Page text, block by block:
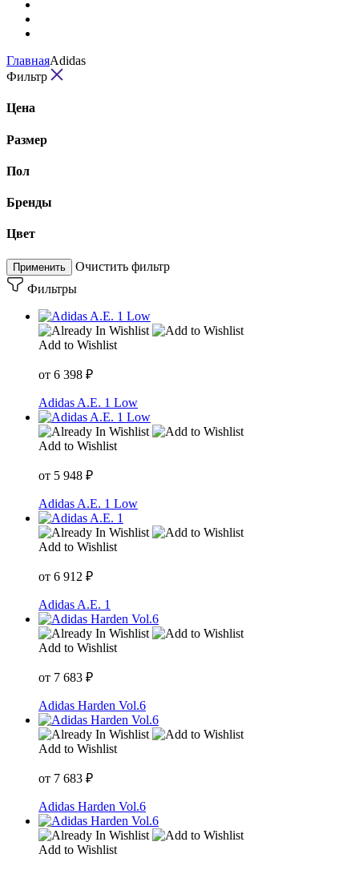
ГлавнаяAdidas
Фильтр
Цена
Размер
Пол
Бренды
Цвет
Применить
Очистить фильтр
Фильтры
Add to Wishlist
от 6 398 ₽
Adidas A.E. 1 Low
Add to Wishlist
от 5 948 ₽
Adidas A.E. 1 Low
Add to Wishlist
от 6 912 ₽
Adidas A.E. 1
Add to Wishlist
от 7 683 ₽
Adidas Harden Vol.6
Add to Wishlist
от 7 683 ₽
Adidas Harden Vol.6
Add to Wishlist